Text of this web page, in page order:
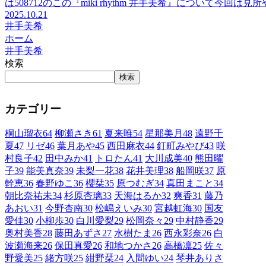
は508712のこの『miki rhythm 井手美希』について今回は見
2025.10.21
井手美希
ホーム
井手美希
検索
検索
カテゴリー
桐山瑠衣64 柳瀬さき61 夏来唯54 星那美月 48 遠野千
夏47 リゼ46 葉月あや45 西田麻衣44 釘町みやび43 咲
村良子42 田中みか41 トロたん41 大川成美40 熊田曜
子39 能美真奈39 未梨一花38 花井美理38 船岡咲37 原
幹恵36 春野ゆこ36 櫻栞35 原つむぎ34 真田まこと34
朝比奈祐未34 杉原杏璃33 天海はるか32 爽香31 藤乃
あおい31 今野杏南30 松嶋えいみ30 宮越虹海30 国友
愛佳30 小柳歩30 白川愛梨29 松岡奈々29 中村静香29
奥村美香28 藤田あずさ27 水樹たま 26 西永彩奈26 白
波瀬海来26 保田真愛26 和地つかさ26 高橋凛25 佐々
野愛美25 緒方咲25 紺野栞24 入間ゆい24 琴井ありさ